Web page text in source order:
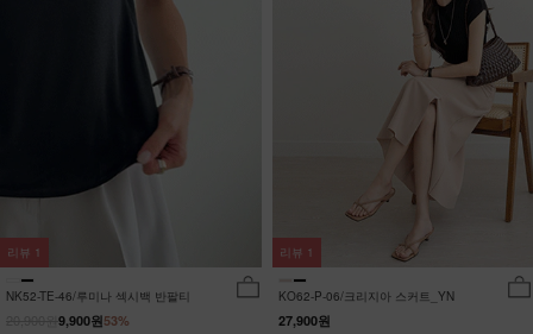
NK52-TE-46/루미나 섹시백 반팔티
53%
9,900원
리뷰 1
KO62-P-06/크리지아 스커트_YN
27,900원
리뷰 1